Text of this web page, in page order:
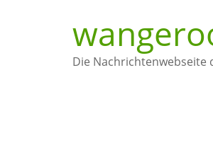
Die Nachrichtenwebseite